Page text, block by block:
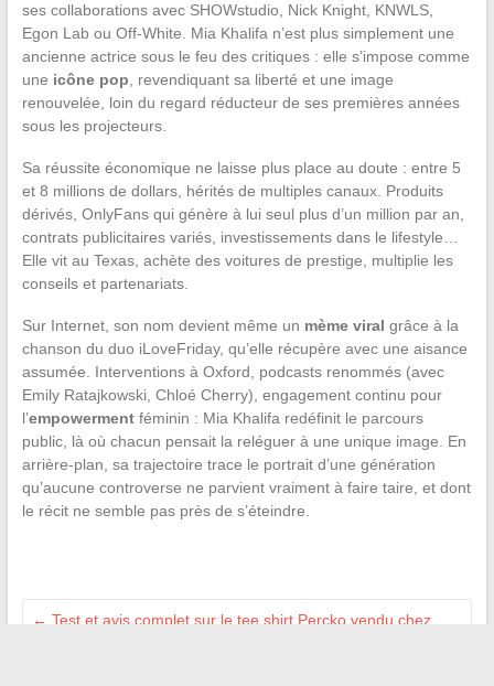
ses collaborations avec SHOWstudio, Nick Knight, KNWLS,
Egon Lab ou Off-White. Mia Khalifa n’est plus simplement une
ancienne actrice sous le feu des critiques : elle s’impose comme
une icône pop , revendiquant sa liberté et une image
renouvelée, loin du regard réducteur de ses premières années
sous les projecteurs.
Sa réussite économique ne laisse plus place au doute : entre 5
et 8 millions de dollars, hérités de multiples canaux. Produits
dérivés, OnlyFans qui génère à lui seul plus d’un million par an,
contrats publicitaires variés, investissements dans le lifestyle…
Elle vit au Texas, achète des voitures de prestige, multiplie les
conseils et partenariats.
Sur Internet, son nom devient même un mème viral grâce à la
chanson du duo iLoveFriday, qu’elle récupère avec une aisance
assumée. Interventions à Oxford, podcasts renommés (avec
Emily Ratajkowski, Chloé Cherry), engagement continu pour
l’empowermentféminin : Mia Khalifa redéfinit le parcours
public, là où chacun pensait la reléguer à une unique image. En
arrière-plan, sa trajectoire trace le portrait d’une génération
qu’aucune controverse ne parvient vraiment à faire taire, et dont
le récit ne semble pas près de s’éteindre.
← Test et avis complet sur le tee shirt Percko vendu chez